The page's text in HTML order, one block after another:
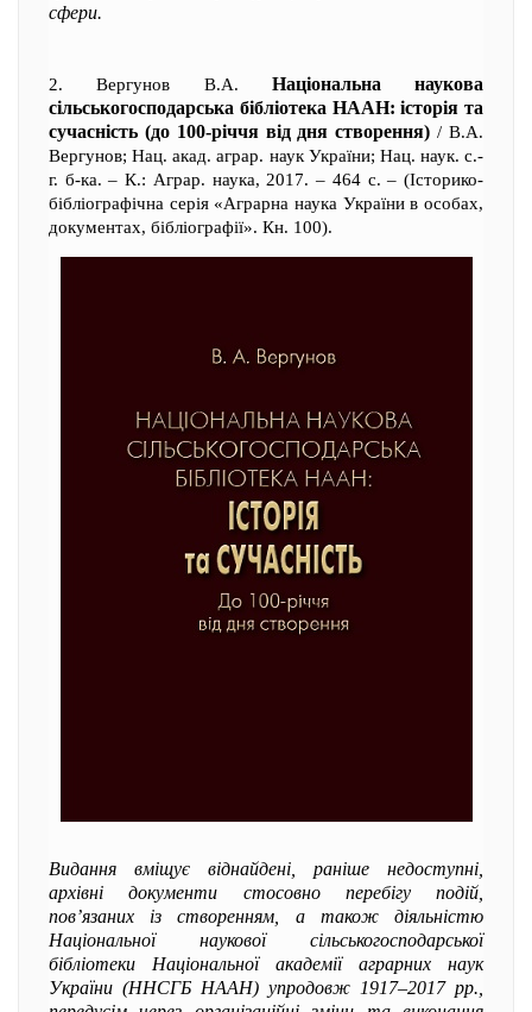
сфери.
2. Вергунов В.А. Національна наукова
сільськогосподарська бібліотека НААН: історія та
сучасність (до 100-річчя від дня створення)/ В.А.
Вергунов; Нац. акад. аграр. наук України; Нац. наук. с.-
г. б-ка. – К.: Аграр. наука, 2017. – 464 с. – (Історико-
бібліографічна серія «Аграрна наука України в особах,
документах, бібліографії». Кн. 100).
Видання вміщує віднайдені, раніше недоступні,
архівні документи стосовно перебігу подій,
пов’язаних із створенням, а також діяльністю
Національної наукової сільськогосподарської
бібліотеки Національної академії аграрних наук
України (ННСГБ НААН) упродовж 1917–2017 рр.,